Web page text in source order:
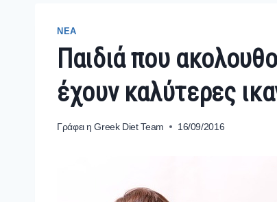
ΝΕΑ
Παιδιά που
έχουν καλύτερες
Γράφει η Greek Diet Team 16/09/2016